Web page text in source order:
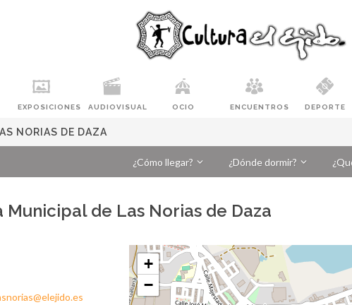
EXPOSICIONES AUDIOVISUAL OCIO ENCUENTROS DEPORTE
NORIAS DE DAZA
¿Cómo llegar? ¿Dónde dormir?
de Las Norias de Daza
+
−